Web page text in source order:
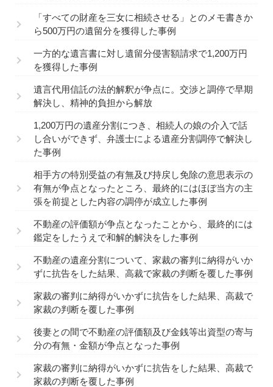
「すべての財産を三女に相続させる」とのメモ書きか
ら500万円の遺留分を獲得した事例
一方的な遺言書に対し遺留分侵害額請求で1,200万円
を獲得した事例
遺言代用信託の法的解釈が争点に。交渉と調停で早期
解決し、精神的負担から解放
1,200万円の遺産分割につき、相続人の娘の介入で話
し合いができず、弁護士による遺産分割調停で解決し
た事例
相手方の特別受益の有無及び持戻し免除の意思表示の
有無が争点となったところ、最終的にはほぼ当方の主
張を前提とした内容の調停が成立した事例
不動産の評価額が争点となったことから、最終的には
鑑定をしたうえで和解的解決をした事例
不動産の遺産分割について、家裁の審判に納得がいか
ずに抗告をした結果、高裁で家裁の判断を覆した事例
家裁の審判に納得がいかずに抗告をした結果、高裁で
家裁の判断を覆した事例
後妻との間で不動産の評価額及び金銭等出資型の寄与
分の有無・金額が争点となった事例
家裁の審判に納得がいかずに抗告をした結果、高裁で
家裁の判断を覆した事例